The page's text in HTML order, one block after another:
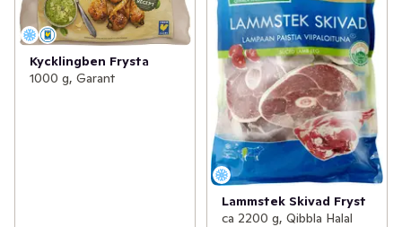
Kycklingben Frysta
1000 g, Garant
Lammstek Skivad Fryst
ca 2200 g, Qibbla Halal